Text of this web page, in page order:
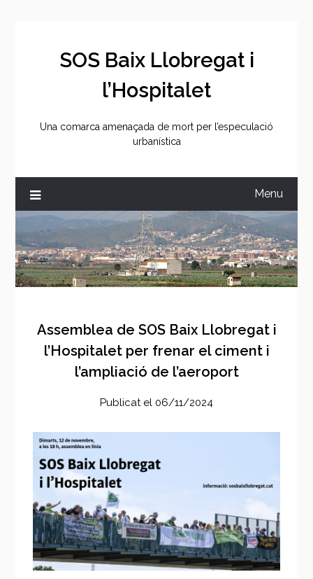
SOS Baix Llobregat i
l’Hospitalet
Una comarca amenaçada de mort per l’especulació
urbanística
Menu
Assemblea de SOS Baix Llobregat i
l’Hospitalet per frenar el ciment i
l’ampliació de l’aeroport
Publicat el 06/11/2024